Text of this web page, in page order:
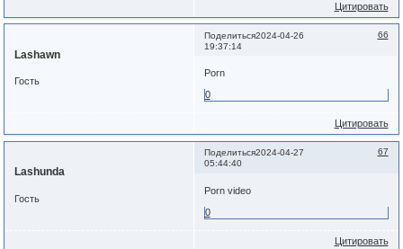
Цитировать
Поделиться 66
2024-04-26
19:37:14
Lashawn
Гость
Porn
0
Цитировать
Поделиться 67
2024-04-27
05:44:40
Lashunda
Гость
Porn video
0
Цитировать